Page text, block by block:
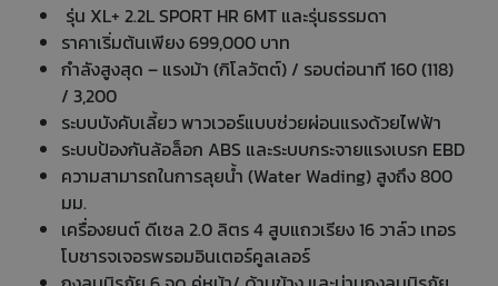
รุ่น XL+ 2.2L SPORT HR 6MT และรุ่นธรรมดา
ราคาเริ่มต้นเพียง 699,000 บาท
กำลังสูงสุด – แรงม้า (กิโลวัตต์) / รอบต่อนาที 160 (118)
/ 3,200
ระบบบังคับเลี้ยว พาวเวอร์แบบช่วยผ่อนแรงด้วยไฟฟ้า
ระบบป้องกันล้อล็อก ABS และระบบกระจายแรงเบรก EBD
ความสามารถในการลุยน้ำ (Water Wading) สูงถึง 800
มม.
เครื่องยนต์ ดีเซล 2.0 ลิตร 4 สูบแถวเรียง 16 วาล์ว เทอร
โบชารจเจอรพรอมอินเตอร์คูลเลอร์